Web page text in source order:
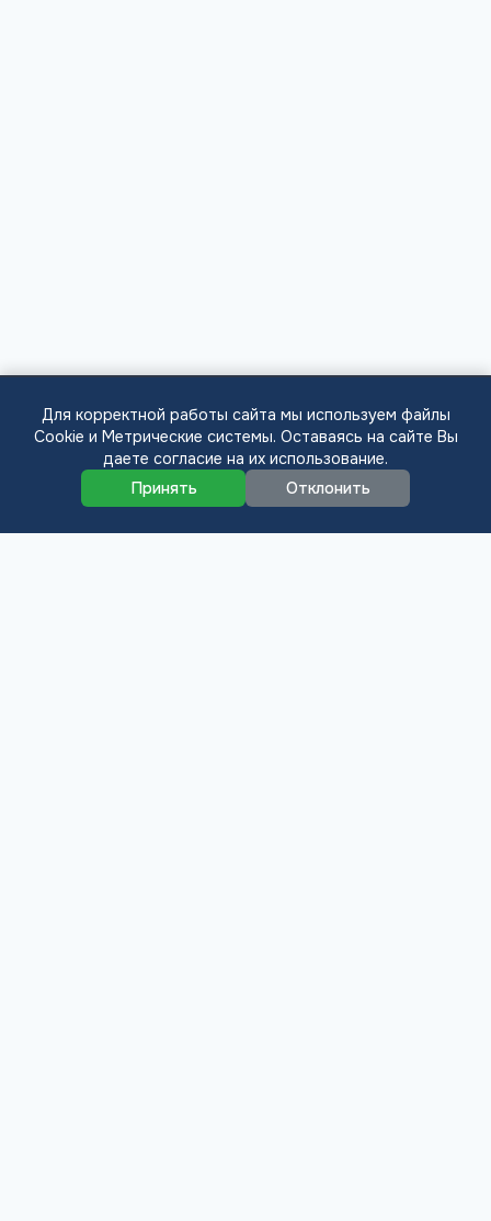
Для корректной работы сайта мы используем файлы
Cookie и Метрические системы. Оставаясь на сайте Вы
даете согласие на их использование.
Принять
Отклонить
Откликнуться +1 900 000 ₽